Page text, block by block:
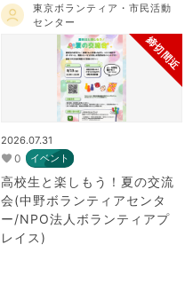
東京ボランティア・市民活動
センター
締切間近
2026.07.31
0 イベント
高校生と楽しもう！夏の交流
会(中野ボランティアセンタ
ー/NPO法人ボランティアプ
レイス)